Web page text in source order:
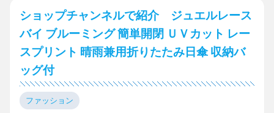
ショップチャンネルで紹介 ジュエルレース
バイ ブルーミング 簡単開閉 ＵＶカット レー
スプリント 晴雨兼用折りたたみ日傘 収納バ
ッグ付
ファッション